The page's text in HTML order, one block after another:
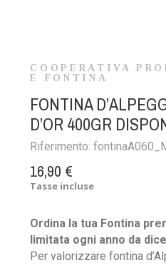
COOPERATIVA
E FONTINA
FONTINA
D’OR 400GR
Riferimento:
16,90 €
Tasse incluse
Ordina la tua Fontina
limitata ogni anno da
Per valorizzare fontina